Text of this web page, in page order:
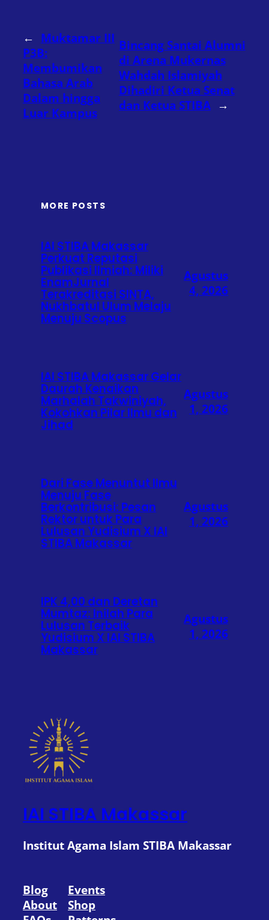
← Muktamar III
P3B:
Membumikan
Bahasa Arab
Dalam hingga
Luar Kampus
Bincang Santai Alumni
di Arena Mukernas
Wahdah Islamiyah
Dihadiri Ketua Senat
dan Ketua STIBA →
MORE POSTS
IAI STIBA Makassar
Perkuat Reputasi
Publikasi Ilmiah: Miliki
EnamJurnal
Terakreditasi SINTA,
Nukhbatul Ulum Melaju
Menuju Scopus
Agustus
4, 2026
IAI STIBA Makassar Gelar
Daurah Kenaikan
Marhalah Takwiniyah,
Kokohkan Pilar Ilmu dan
Jihad
Agustus
1, 2026
Dari Fase Menuntut Ilmu
Menuju Fase
Berkontribusi: Pesan
Rektor untuk Para
Lulusan Yudisium X IAI
STIBA Makassar
Agustus
1, 2026
IPK 4,00 dan Deretan
Mumtaz: Inilah Para
Lulusan Terbaik
Yudisium X IAI STIBA
Makassar
Agustus
1, 2026
IAI STIBA Makassar
Institut Agama Islam STIBA Makassar
Blog
About
Events
Shop